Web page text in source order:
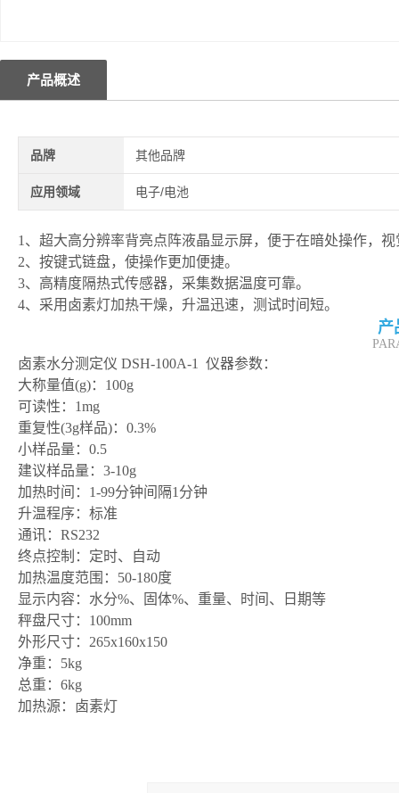
产品概述
品牌 其他品牌
应用领域 电子/电池
1、超大高分辨率背亮点阵液晶显示屏，便于在暗处操作，
2、按键式链盘，使操作更加便捷。
3、高精度隔热式传感器，采集数据温度可靠。
4、采用卤素灯加热干燥，升温迅速，测试时间短。
产
卤素水分测定仪 DSH-100A-1 仪器参数：
大称量值(g)：100g
可读性：1mg
重复性(3g样品)：0.3%
小样品量：0.5
建议样品量：3-10g
加热时间：1-99分钟间隔1分钟
升温程序：标准
通讯：RS232
终点控制：定时、自动
加热温度范围：50-180度
显示内容：水分%、固体%、重量、时间、日期等
秤盘尺寸：100mm
外形尺寸：265x160x150
净重：5kg
总重：6kg
加热源：卤素灯